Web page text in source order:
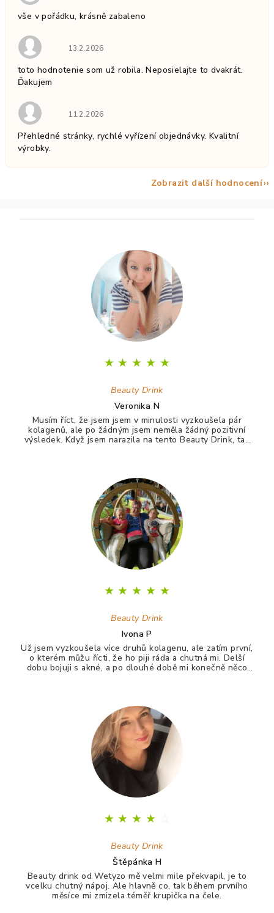
vše v pořádku, krásně zabaleno
Hodnocení obchodu je 5 z 5 hvězdiček.
13.2.2026
toto hodnotenie som už robila. Neposielajte to dvakrát.
Ďakujem
Hodnocení obchodu je 5 z 5 hvězdiček.
11.2.2026
Přehledné stránky, rychlé vyřízení objednávky. Kvalitní
výrobky.
Zobrazit další hodnocení
★ ★ ★ ★ ★
Beauty Drink
Veronika N
Musím říct, že jsem jsem v minulosti vyzkoušela pár
kolagenů, ale po žádným jsem neměla žádný pozitivní
výsledek. Když jsem narazila na tento Beauty Drink, tak
★ ★ ★ ★ ★
Beauty Drink
Ivona P
Už jsem vyzkoušela více druhů kolagenu, ale zatím první,
o kterém můžu řícti, že ho piji ráda a chutná mi. Delší
dobu bojuji s akné, a po dlouhé době mi konečně něco
★ ★ ★ ★
Beauty Drink
Štěpánka H
Beauty drink od Wetyzo mě velmi mile překvapil, je to
vcelku chutný nápoj. Ale hlavně co, tak během prvního
měsíce mi zmizela téměř krupička na čele.